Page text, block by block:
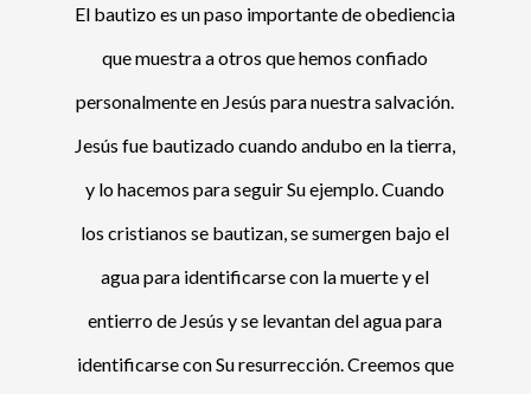
El bautizo es un paso importante de obediencia
que muestra a otros que hemos confiado
personalmente en Jesús para nuestra salvación.
Jesús fue bautizado cuando andubo en la tierra,
y lo hacemos para seguir Su ejemplo. Cuando
los cristianos se bautizan, se sumergen bajo el
agua para identificarse con la muerte y el
entierro de Jesús y se levantan del agua para
identificarse con Su resurrección. Creemos que